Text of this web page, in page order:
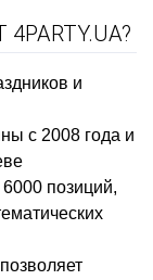
и
с 2008 года и
позиций,